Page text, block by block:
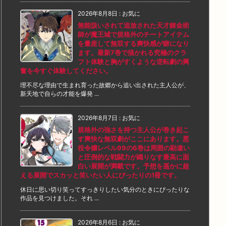
2026年8月8日 : お気に
無能扱いされて追放された天才錬金術
師が魔王城で規格外のチートアイテム
を量産して無双する爽快感が癖になり
ます。最新7巻で描かれる究極のクラ
フト体験と胸がすくような逆転劇の興
奮を今すぐ体験してください。
理不尽な理由で生まれ育った故郷から追い出された主人公が、
新天地で自らの才能を爆発 ...
2026年8月7日 : お気に
規格外の強さを持つ主人公が巻き起こ
す爽快な無双劇がここにあります。悪
役令嬢レベル99の6巻は周囲の勘違い
と圧倒的な戦闘力が織りなす最高に面
白い展開が満載です。予想を遥かに超
える展開でスカッと笑いたい人にぴったりの1冊です。
休日に思い切り笑ってすっきりしたい気分のときにぴったりな
作品を見つけました。それ ...
2026年8月6日 : お気に